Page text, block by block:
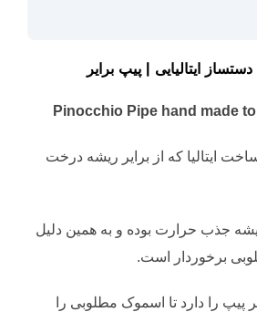
ایتالیایی | پیپ برایر
Pinocchio Pipe hand made
ایتالیا که از برایر ریشه درخت
جذب حرارت بوده و به همین دلیل
برخوردار است.
پیپ را دارد تا اسموک مطلوبی را